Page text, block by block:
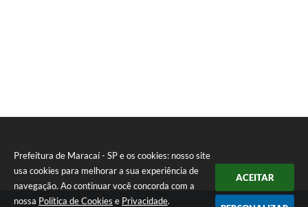
Prefeitura de Maracaí - SP e os cookies: nosso site
usa cookies para melhorar a sua experiência de
navegação. Ao continuar você concorda com a
nossa Política de Cookies e Privacidade.
ACEITAR